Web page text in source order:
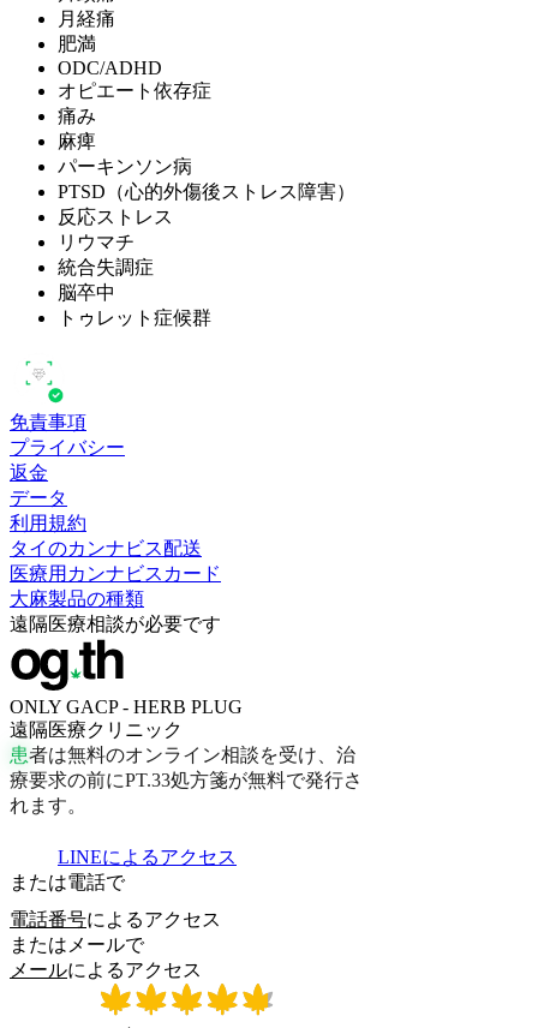
月経痛
肥満
ODC/ADHD
オピエート依存症
痛み
麻痺
パーキンソン病
PTSD（心的外傷後ストレス障害）
反応ストレス
リウマチ
統合失調症
脳卒中
トゥレット症候群
免責事項
プライバシー
返金
データ
利用規約
タイのカンナビス配送
医療用カンナビスカード
大麻製品の種類
遠隔医療相談が必要です
ONLY GACP - HERB PLUG
遠隔医療クリニック
患者は無料のオンライ ン相談を受け
治
療要求の前にPT.33処方箋が無料で発行さ
れま す。
LINEによるアクセス
または電話で
電話番号によるアクセス
またはメールで
メールによるアクセス